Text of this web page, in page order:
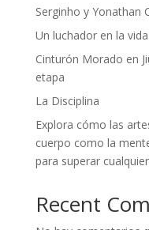
Serginho y Yonathan
Un luchador en la vida
Cinturón Morado en
etapa
La Disciplina
Explora cómo las
cuerpo como la
para superar
Recent